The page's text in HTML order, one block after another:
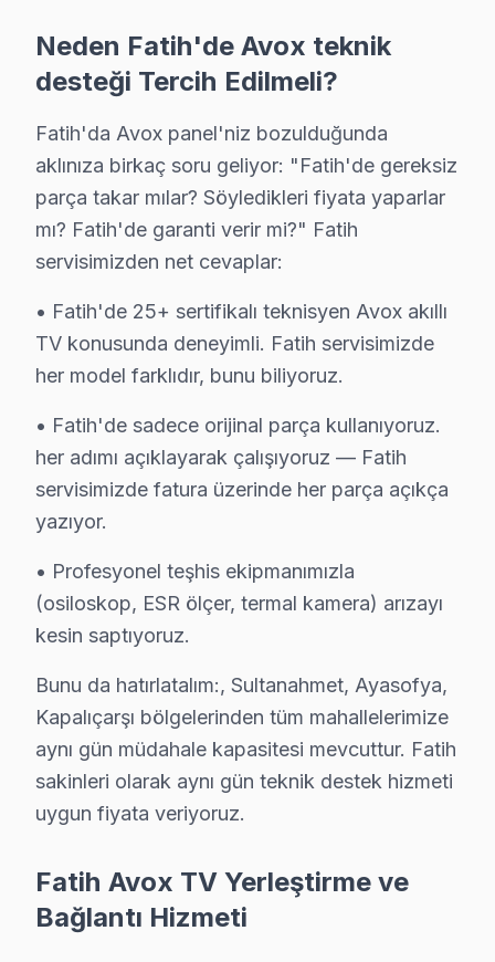
Avox Uzman Teknisyen Ekibi — Fatih
Hakan Ö. — Avox Servis Uzmanı
14 yıllık Avox TV tamir deneyimi. Fatih ve çevre ilçelere
· Orijinal ve OEM yedek parça tedarikçisi
· 2010'dan günümüze tüm Avox modelleri
· Fatih'de490+Avox TV tamiri
· Müşteri memnuniyeti%98
· Ortalama tamir süresi:2–3 iş günü
· Tüm işlemler
2 yıl garantili
↑ Avox Servis Ana Sayfası
Neden Fatih'de Avox teknik
desteği Tercih Edilmeli?
Fatih'da Avox panel'niz bozulduğunda
aklınıza birkaç soru geliyor: "Fatih'de gereksiz
parça takar mılar? Söyledikleri fiyata yaparlar
mı? Fatih'de garanti verir mi?" Fatih
servisimizden net cevaplar:
• Fatih'de 25+ sertifikalı teknisyen Avox akıllı
TV konusunda deneyimli. Fatih servisimizde
her model farklıdır, bunu biliyoruz.
• Fatih'de sadece orijinal parça kullanıyoruz.
her adımı açıklayarak çalışıyoruz — Fatih
servisimizde fatura üzerinde her parça açıkça
yazıyor.
• Profesyonel teşhis ekipmanımızla
(osiloskop, ESR ölçer, termal kamera) arızayı
kesin saptıyoruz.
Bunu da hatırlatalım:, Sultanahmet, Ayasofya,
Kapalıçarşı bölgelerinden tüm mahallelerimize
aynı gün müdahale kapasitesi mevcuttur. Fatih
sakinleri olarak aynı gün teknik destek hizmeti
uygun fiyata veriyoruz.
Fatih Avox TV Yerleştirme ve
Bağlantı Hizmeti